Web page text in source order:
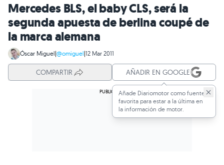
Mercedes BLS, el baby CLS, será la
segunda apuesta de berlina coupé de
la marca alemana
Óscar Miguel|@omiguel|12 Mar 2011
COMPARTIR AÑADIR EN GOOGLE
Añade Diariomotor como fuente
favorita para estar a la última en
la información de motor.